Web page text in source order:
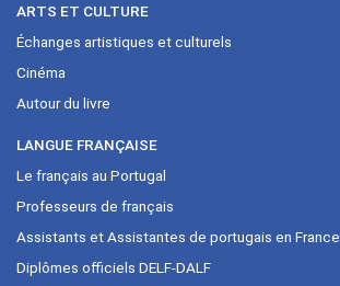
ARTS ET CULTURE
Échanges artistiques et culturels
Cinéma
Autour du livre
LANGUE FRANÇAISE
Le français au Portugal
Professeurs de français
Assistants et Assistantes de portugais en France
Diplômes officiels DELF-DALF